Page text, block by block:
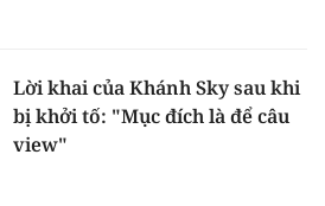
Lời khai của Khánh Sky sau khi
bị khởi tố: "Mục đích là để câu
view"